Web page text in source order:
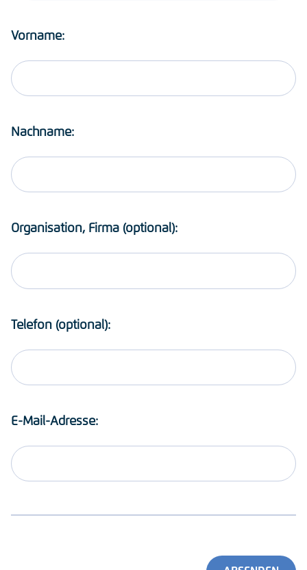
Vorname:
Nachname:
Organisation, Firma (optional):
Telefon (optional):
E-Mail-Adresse: